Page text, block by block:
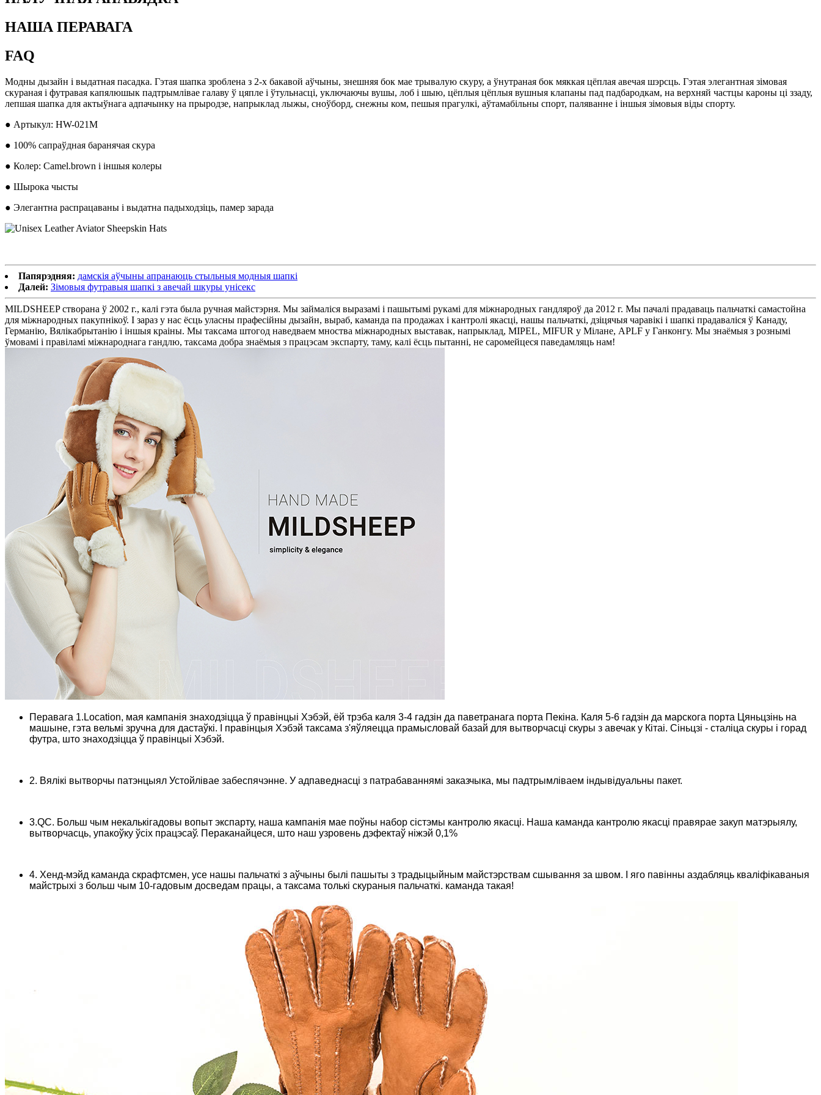
НАША ПЕРАВАГА
FAQ
Модны дызайн і выдатная пасадка. Гэтая шапка зроблена з 2-х бакавой аўчыны, знешняя бок мае трывалую скуру, а ўнутраная бок мяккая цёплая авечая шэрсць. Гэтая элегантная зімовая
скураная і футравая капялюшык падтрымлівае галаву ў цяпле і ўтульнасці, уключаючы вушы, лоб і шыю, цёплыя цёплыя вушныя клапаны пад падбародкам, на верхняй частцы кароны ці ззаду,
лепшая шапка для актыўнага адпачынку на прыродзе, напрыклад лыжы, сноўборд, снежны ком, пешыя прагулкі, аўтамабільны спорт, паляванне і іншыя зімовыя віды спорту.
● Артыкул: HW-021M
● 100% сапраўдная баранячая скура
● Колер: Camel.brown і іншыя колеры
● Шырока чысты
● Элегантна распрацаваны і выдатна падыходзіць, памер зарада
Папярэдняя: дамскія аўчыны апранаюць стыльныя модныя шапкі
Далей: Зімовыя футравыя шапкі з авечай шкуры унісекс
MILDSHEEP створана ў 2002 г., калі гэта была ручная майстэрня. Мы займаліся выразамі і пашытымі рукамі для міжнародных гандляроў да 2012 г. Мы пачалі прадаваць пальчаткі самастойна
для міжнародных пакупнікоў. І зараз у нас ёсць уласны прафесійны дызайн, выраб, каманда па продажах і кантролі якасці, нашы пальчаткі, дзіцячыя чаравікі і шапкі прадаваліся ў Канаду,
Германію, Вялікабрытанію і іншыя краіны. Мы таксама штогод наведваем мноства міжнародных выставак, напрыклад, MIPEL, MIFUR у Мілане, APLF у Ганконгу. Мы знаёмыя з рознымі
ўмовамі і правіламі міжнароднага гандлю, таксама добра знаёмыя з працэсам экспарту, таму, калі ёсць пытанні, не саромейцеся паведамляць нам!
Перавага 1.Location, мая кампанія знаходзіцца ў правінцыі Хэбэй, ёй трэба каля 3-4 гадзін да паветранага порта Пекіна. Каля 5-6 гадзін да марскога порта Цяньцзінь на
машыне, гэта вельмі зручна для дастаўкі. І правінцыя Хэбэй таксама з'яўляецца прамысловай базай для вытворчасці скуры з авечак у Кітаі. Сіньцзі - сталіца скуры і горад
футра, што знаходзіцца ў правінцыі Хэбэй.
2. Вялікі вытворчы патэнцыял Устойлівае забеспячэнне. У адпаведнасці з патрабаваннямі заказчыка, мы падтрымліваем індывідуальны пакет.
3.QC. Больш чым некалькігадовы вопыт экспарту, наша кампанія мае поўны набор сістэмы кантролю якасці. Наша каманда кантролю якасці правярае закуп матэрыялу,
вытворчасць, упакоўку ўсіх працэсаў. Пераканайцеся, што наш узровень дэфектаў ніжэй 0,1%
4. Хенд-мэйд каманда скрафтсмен, усе нашы пальчаткі з аўчыны былі пашыты з традыцыйным майстэрствам сшывання за швом. І яго павінны аздабляць кваліфікаваныя
майстрыхі з больш чым 10-гадовым досведам працы, а таксама толькі скураныя пальчаткі. каманда такая!